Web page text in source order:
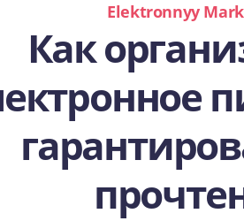
Elektronnyy
Как